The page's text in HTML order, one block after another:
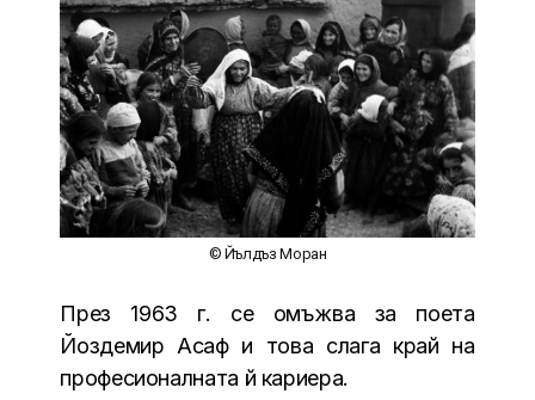
© Йълдъз Моран
През 1963 г. се омъжва за поета
Йоздемир Асаф и това слага край на
професионалната й кариера.